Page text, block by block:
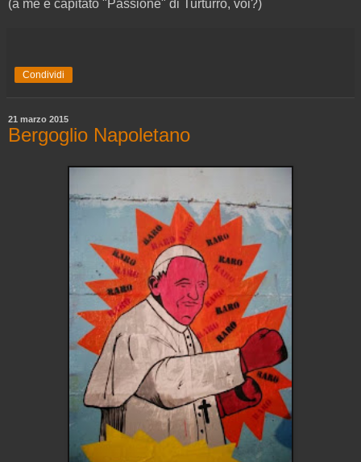
(a me è capitato "Passione" di Turturro, voi?)
Condividi
21 marzo 2015
Bergoglio Napoletano